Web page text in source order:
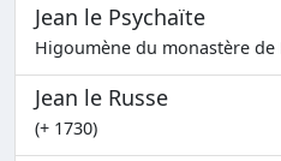
Jean le Psychaïte
Higoumène du monastère de
Jean le Russe
(+ 1730)